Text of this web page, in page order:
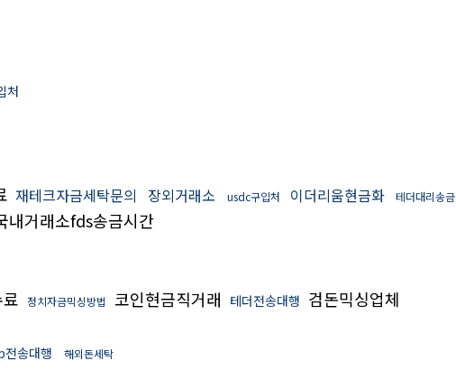
처
재테크자금세탁문의 장외거래소 usdc구입처 이더리움현금화 테더대리송금
내거래소fds송금시간
정치자금믹싱방법 코인현금직거래 테더전송대행 검돈믹싱업체
송대행 해외돈세탁